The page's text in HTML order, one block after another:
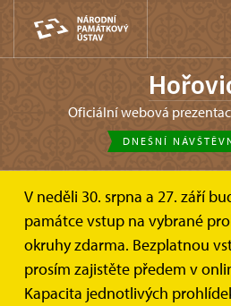
oficiální webová
DNEŠNÍ
V neděli 30. srpna a 27. září
památce vstup na vybrané
okruhy zdarma. Bezplatnou
prosím zajistěte předem v
Kapacita jednotlivých